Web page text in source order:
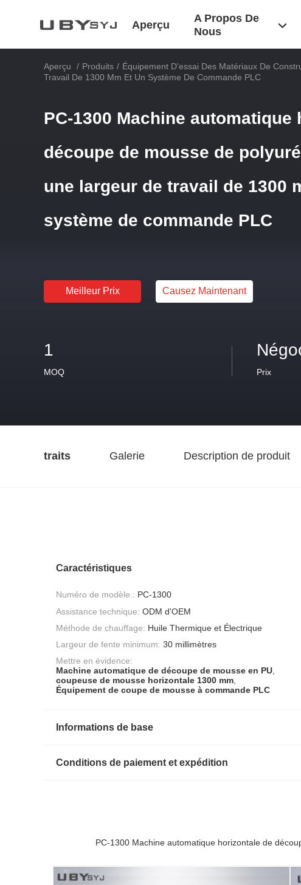
Aperçu
A Propos De
Nous
Aperçu / Produits / Équipement D'essai Des Matériaux De
Travail De 1300 Mm Et Un Système De Commande PLC
PC-1300 Machine automatique
découpe de mousse de
une largeur de travail de 1300
système de commande PLC
Meilleur Prix Causez Maintenant
1
MOQ Prix
traits Galerie Description de produit
Caractéristiques
Numéro de modèle.: PC-1300
Assistance technique: ODM d'OEM
Méthode de chauffage: Huile Thermique et Électrique
Largeur de fente minimum: 30 millimètres
Mettre en évidence:
Machine automatique de découpe de mousse en PU,
coupeuse de mousse horizontale 1300 mm,
Équipement de coupe de mousse à commande PLC
Informations de base
Conditions de paiement et expédition
PC-1300 Machine automatique horizontale de